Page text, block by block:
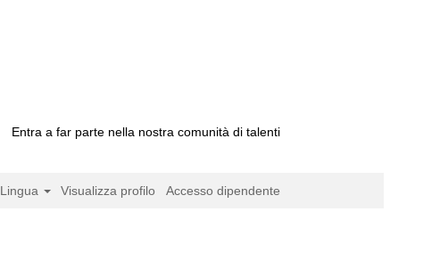
Entra a far parte nella nostra comunità di talenti
Lingua Visualizza profilo Accesso dipendente